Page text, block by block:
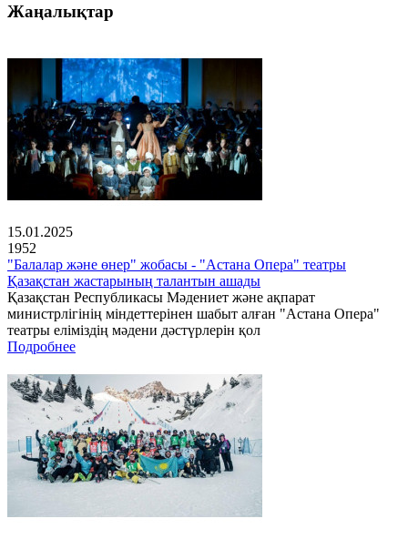
Жаңалықтар
15.01.2025
1952
"Балалар және өнер" жобасы - "Астана Опера" театры
Қазақстан жастарының талантын ашады
Қазақстан Республикасы Мәдениет және ақпарат
министрлігінің міндеттерінен шабыт алған "Астана Опера"
театры еліміздің мәдени дәстүрлерін қол
Подробнее